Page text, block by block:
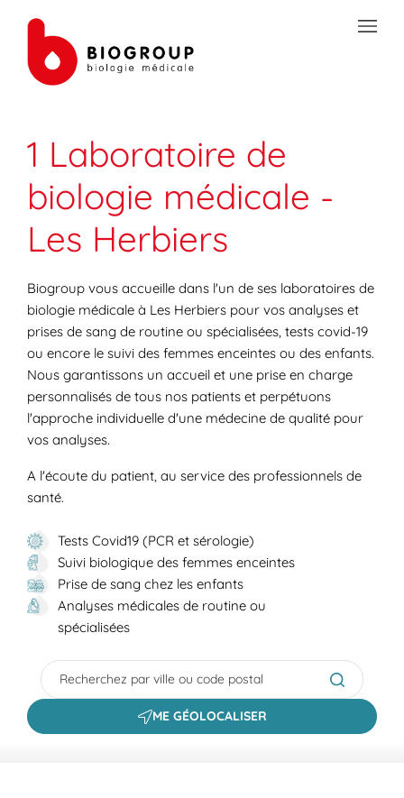
PRÉPAREZ VOS ANALYSES
LES SPÉCIALITÉS DE LA BIOLOGIE
VOTRE ESPACE PATIENT
1 Laboratoire de
biologie médicale -
Les Herbiers
Biogroup vous accueille dans l'un de ses laboratoires de
biologie médicale à Les Herbiers pour vos analyses et
prises de sang de routine ou spécialisées, tests covid-19
ou encore le suivi des femmes enceintes ou des enfants.
Nous garantissons un accueil et une prise en charge
personnalisés de tous nos patients et perpétuons
l'approche individuelle d'une médecine de qualité pour
vos analyses.
A l'écoute du patient, au service des professionnels de
santé.
Tests Covid19 (PCR et sérologie)
Suivi biologique des femmes enceintes
Prise de sang chez les enfants
Analyses médicales de routine ou
spécialisées
City, State/Province, Zip or City & Country
Submit a
ME GÉOLOCALISER